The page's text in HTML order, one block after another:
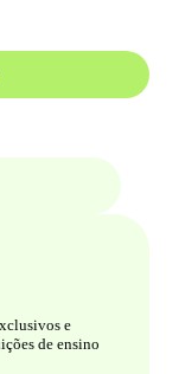
e
de ensino